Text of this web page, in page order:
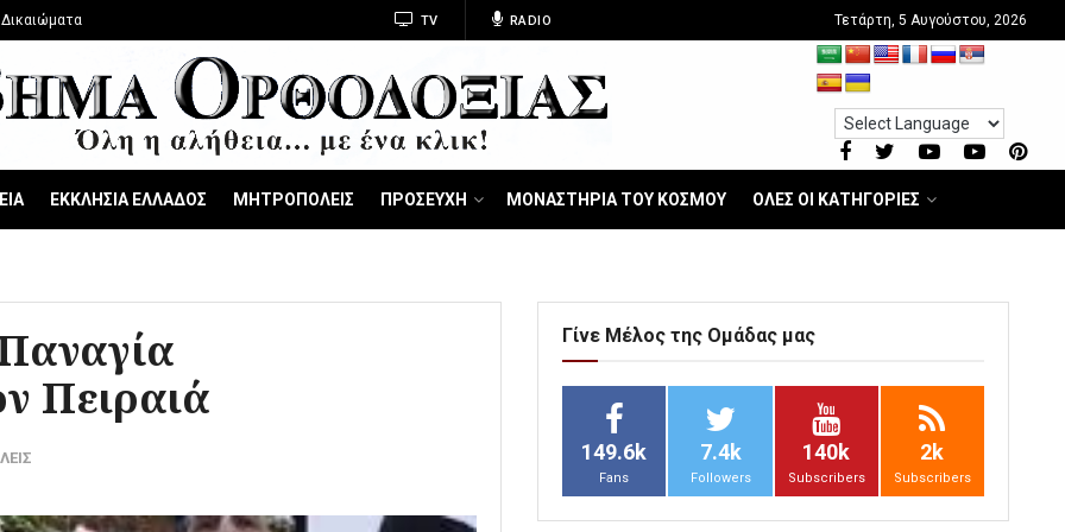
TV RADIO Τετάρτη, 5 Αυγούστου, 2026
ΕΚΚΛΗΣΙΑ ΕΛΛΑΔΟΣ ΜΗΤΡΟΠΟΛΕΙΣ ΠΡΟΣΕΥΧΗ ΜΟΝΑΣΤΗΡΙΑ ΤΟΥ ΚΟΣΜΟΥ ΟΛΕΣ ΟΙ ΚΑΤΗΓΟΡΙΕΣ
Πειραιά
Γίνε Μέλος της Ομάδας μας
149.6k
Fans
7.4k
Followers
140k
Subscribers
2k
Subscribers